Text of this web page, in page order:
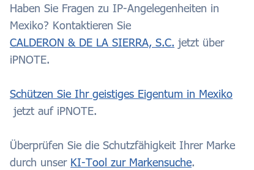
Haben Sie Fragen zu IP-Angelegenheiten in
Mexiko? Kontaktieren Sie
CALDERON & DE LA SIERRA, S.C. jetzt über
iPNOTE.
Schützen Sie Ihr geistiges Eigentum in Mexiko
jetzt auf iPNOTE.
Überprüfen Sie die Schutzfähigkeit Ihrer Marke
durch unser KI-Tool zur Markensuche.